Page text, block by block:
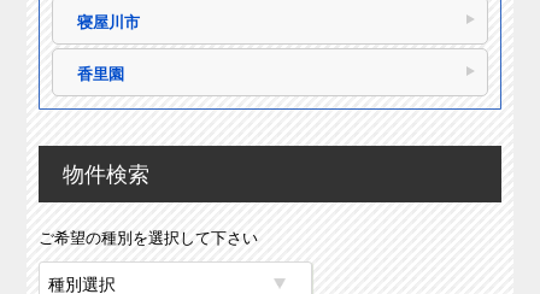
寝屋川市
香里園
物件検索
ご希望の種別を選択して下さい